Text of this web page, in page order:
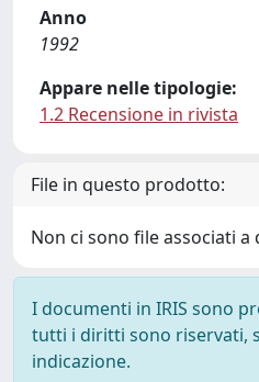
Anno
1992
Appare nelle tipologie:
1.2 Recensione in rivista
File in questo prodotto:
Non ci sono file associati
I documenti in IRIS sono
tutti i diritti sono riservati,
indicazione.